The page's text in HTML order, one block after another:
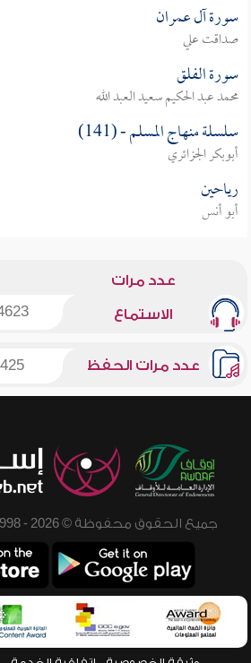
سورة آل عمران
صداقت علي
سورة الفلق
محمد عبد الحكيم سعيد العبد الله
سلسلة منهاج المسلم - (141)
أبوبكر الجزائري
رياحين
أبو أنس
عدد مرات
الاستماع
عدد مرات الحفظ
جميع الحقوق محفوظة © 2026 - 1998 لشبكة إسلام ويب